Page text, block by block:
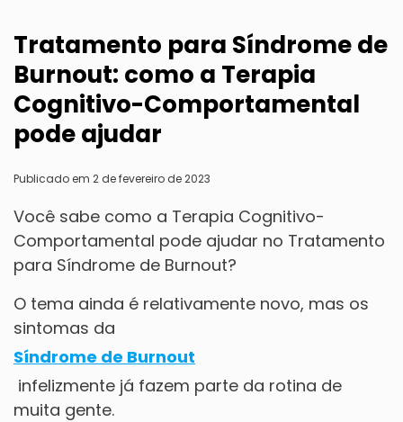
Tratamento para Síndrome de
Burnout: como a Terapia
Cognitivo-Comportamental
pode ajudar
Publicado em 2 de fevereiro de 2023
Você sabe como a Terapia Cognitivo-
Comportamental pode ajudar no Tratamento
para Síndrome de Burnout?
O tema ainda é relativamente novo, mas os
sintomas da
Síndrome de Burnout
infelizmente já fazem parte da rotina de
muita gente.